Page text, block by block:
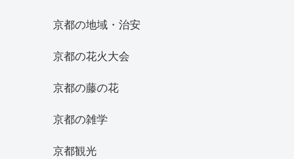
京都の地域・治安
京都の花火大会
京都の藤の花
京都の雑学
京都観光